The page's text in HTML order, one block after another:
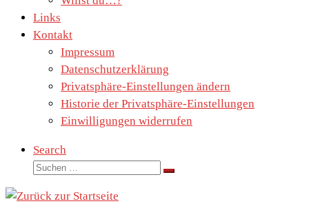
Links
Kontakt
Impressum
Datenschutzerklärung
Privatsphäre-Einstellungen ändern
Historie der Privatsphäre-Einstellungen
Einwilligungen widerrufen
Search
Suche
Suchen …